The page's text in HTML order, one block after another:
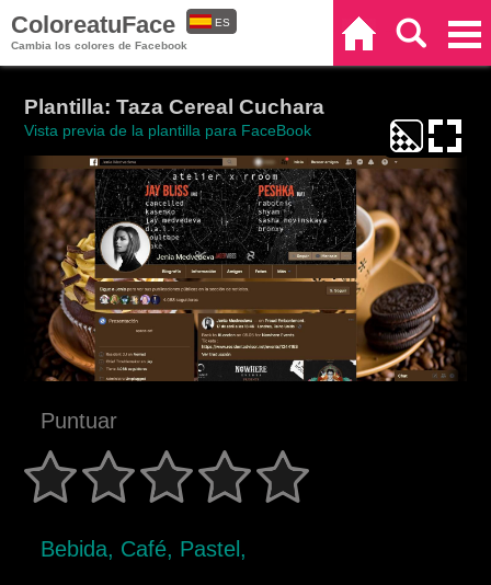
ColoreatuFace
Cambia los colores de Facebook
ES
Plantilla: Taza Cereal Cuchara
Vista previa de la plantilla para FaceBook
Puntuar
Bebida, Café, Pastel,